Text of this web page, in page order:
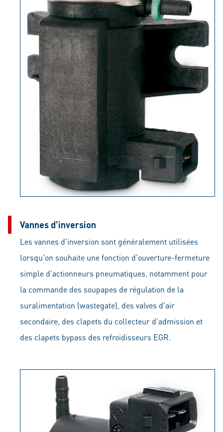
Vannes d'inversion
Les vannes d'inversion sont généralement utilisées
lorsqu'on souhaite une fonction d'ouverture-fermeture
simple d’actionneurs pneumatiques, notamment pour
la commande des soupapes de régulation de la
suralimentation (wastegate), des valves d'air
secondaire, des clapets du collecteur d’admission et
des clapets bypass des refroidisseurs EGR.